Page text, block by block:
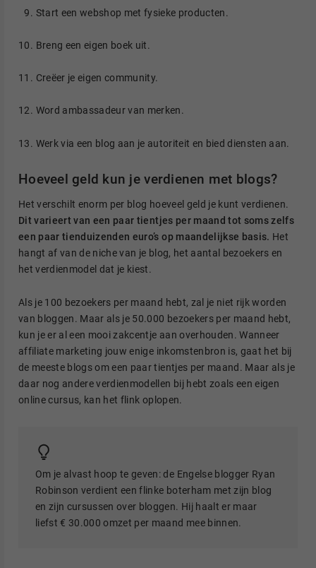
Start een webshop met fysieke producten​.
Breng een eigen boek uit​.
Creëer je eigen community​.
Word ambassadeur van merken​.
Werk via een blog aan je autoriteit en bied diensten aan.
Hoeveel geld kun je verdienen met blogs?
Het verschilt enorm per blog hoeveel geld je kunt verdienen.
Dit varieert van een paar tientjes per maand tot soms zelfs
een paar tienduizenden euro’s op maandelijkse basis. Het
hangt af van de niche van je blog, het aantal bezoekers en
het verdienmodel dat je kiest.
Als je 100 bezoekers per maand hebt, zal je niet rijk worden
van bloggen. Maar als je 50.000 bezoekers per maand hebt,
kun je er al een mooi zakcentje aan overhouden. Wanneer
affiliate marketing jouw enige inkomstenbron is, gaat het bij
de meeste blogs om een paar tientjes per maand. Maar als je
daar nog andere verdienmodellen bij hebt zoals een eigen
online cursus, kan het flink oplopen.
Om je alvast hoop te geven: de Engelse blogger Ryan
Robinson verdient een flinke boterham met zijn blog
en zijn cursussen over bloggen. Hij haalt er maar
liefst € 30.000 omzet per maand mee binnen.